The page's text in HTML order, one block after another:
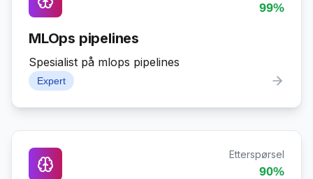
99%
MLOps pipelines
Spesialist på mlops pipelines
Expert
Etterspørsel
90%